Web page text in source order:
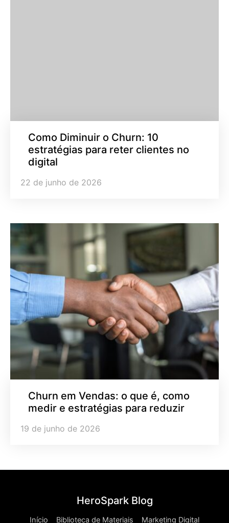
Como Diminuir o Churn: 10
estratégias para reter clientes no
digital
22 de junho de 2026
Churn em Vendas: o que é, como
medir e estratégias para reduzir
19 de junho de 2026
Início Biblioteca de Materiais Marketing Digital
HeroSpark Blog